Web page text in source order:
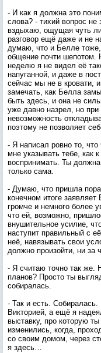
- И как я должна это
слова? - тихий вопрос не
вздыхаю, ощущая чуть
разговор ещё даже и не
думаю, что и Белле
общение почти шепотом.
неделю я не видел её
напуганной, и даже в
сейчас мы не в кровати,
замечать, как Белла
быть здесь, и она не
уже давно назрел, но
невозможность
поэтому не позволяет
- Я написал ровно то,
мне указывать тебе, как
воспринимать. Ты
только сама.
- Думаю, что пришла
конечном итоге
громче и немного более
что ей, возможно,
внушительное усилие,
наступит правильный с
неё, навязывать свои
должно произойти, ни за
- Я считаю точно так же.
планов? Просто ты
собиралась.
- Так и есть.
Викторией, а ещё я
выставку, про которую
изменились, когда,
со своим домом, через
я здесь…